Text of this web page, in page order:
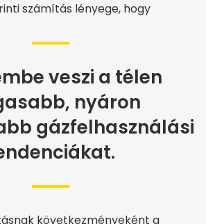
számítás lényege, hogy
veszi a télen
nyáron
gázfelhasználási
következményeként a